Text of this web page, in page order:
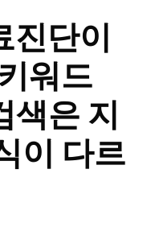
진단이
워드
색은 지
이 다르